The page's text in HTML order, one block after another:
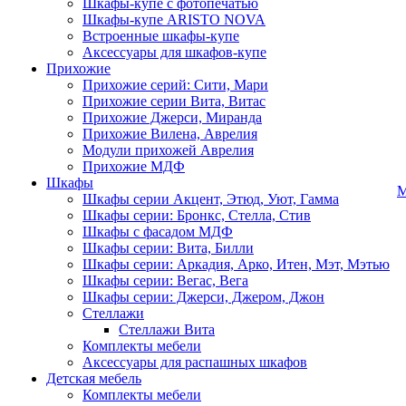
Шкафы-купе с фотопечатью
Шкафы-купе ARISTO NOVA
Встроенные шкафы-купе
Аксессуары для шкафов-купе
Прихожие
Прихожие серий: Сити, Мари
Прихожие серии Вита, Витас
Прихожие Джерси, Миранда
Прихожие Вилена, Аврелия
Модули прихожей Аврелия
Прихожие МДФ
Шкафы
Шкафы серии Акцент, Этюд, Уют, Гамма
Шкафы серии: Бронкс, Стелла, Стив
Шкафы с фасадом МДФ
Шкафы серии: Вита, Билли
Шкафы серии: Аркадия, Арко, Итен, Мэт, Мэтью
Шкафы серии: Вегас, Вега
Шкафы серии: Джерси, Джером, Джон
Стеллажи
Стеллажи Вита
Комплекты мебели
Аксессуары для распашных шкафов
Детская мебель
Комплекты мебели